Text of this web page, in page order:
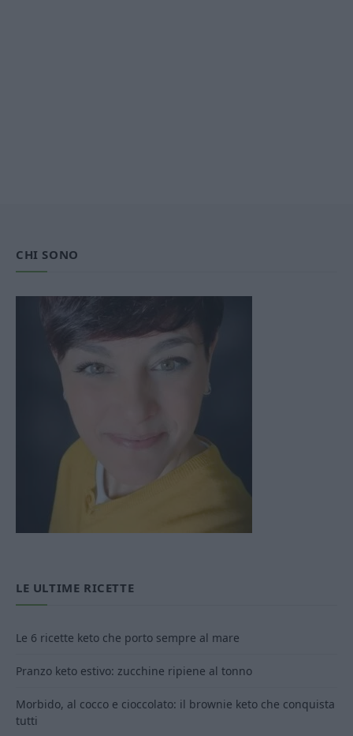
CHI SONO
LE ULTIME RICETTE
Le 6 ricette keto che porto sempre al mare
Pranzo keto estivo: zucchine ripiene al tonno
Morbido, al cocco e cioccolato: il brownie keto che conquista
tutti